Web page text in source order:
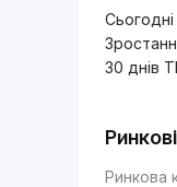
30 днів
Ринкова